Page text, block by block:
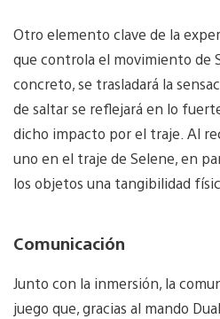
Otro elemento clave de la
que controla el movimiento de
concreto, se trasladará la
de saltar se reflejará en lo
dicho impacto por el traje. Al
uno en el traje de Selene, en
los objetos una tangibilidad
Comunicación
Junto con la inmersión, la
juego que, gracias al mando